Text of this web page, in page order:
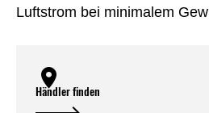
Luftstrom bei minimalem
Händler finden